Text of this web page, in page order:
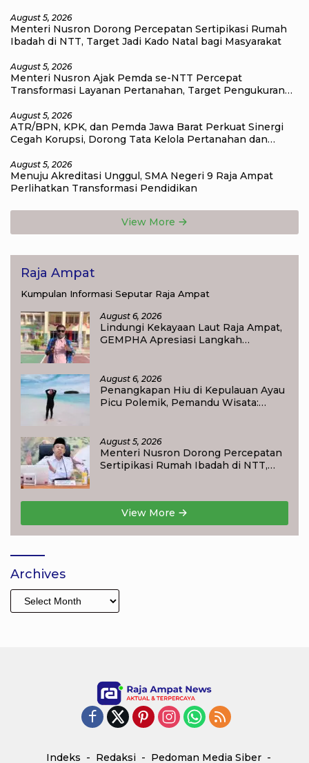
August 5, 2026
Menteri Nusron Dorong Percepatan Sertipikasi Rumah
Ibadah di NTT, Target Jadi Kado Natal bagi Masyarakat
August 5, 2026
Menteri Nusron Ajak Pemda se-NTT Percepat
Transformasi Layanan Pertanahan, Target Pengukuran
August 5, 2026
ATR/BPN, KPK, dan Pemda Jawa Barat Perkuat Sinergi
Cegah Korupsi, Dorong Tata Kelola Pertanahan dan
August 5, 2026
Menuju Akreditasi Unggul, SMA Negeri 9 Raja Ampat
Perlihatkan Transformasi Pendidikan
View More
Raja Ampat
Kumpulan Informasi Seputar Raja Ampat
August 6, 2026
Lindungi Kekayaan Laut Raja Ampat,
GEMPHA Apresiasi Langkah
August 6, 2026
Penangkapan Hiu di Kepulauan Ayau
Picu Polemik, Pemandu Wisata:
August 5, 2026
Menteri Nusron Dorong Percepatan
Sertipikasi Rumah Ibadah di NTT,
View More
Archives
Archives
Indeks Redaksi Pedoman Media Siber